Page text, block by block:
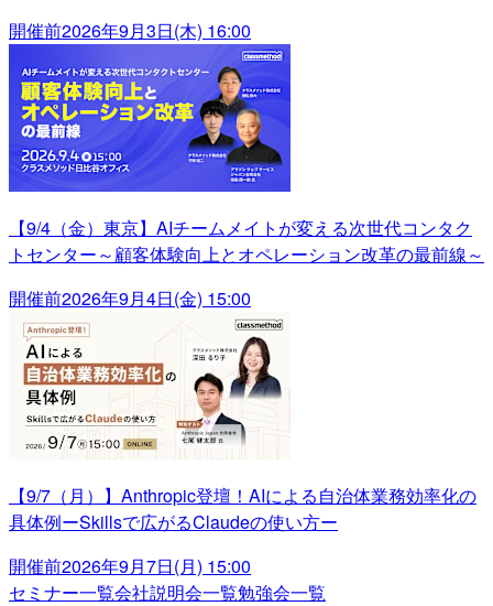
開催前2026年9月3日(木) 16:00
【9/4（金）東京】AIチームメイトが変える次世代コンタク
トセンター～顧客体験向上とオペレーション改革の最前線～
開催前2026年9月4日(金) 15:00
【9/7（月）】Anthropic登壇！AIによる自治体業務効率化の
具体例ーSkillsで広がるClaudeの使い方ー
開催前2026年9月7日(月) 15:00
セミナー一覧会社説明会一覧勉強会一覧